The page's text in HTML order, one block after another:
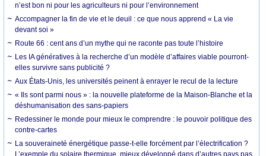
n’est bon ni pour les agriculteurs ni pour l’environnement
Accompagner la fin de vie et le deuil : ce que nous apprend « La vie
devant soi »
Route 66 : cent ans d’un mythe qui ne raconte pas toute l’histoire
Les IA génératives à la recherche d’un modèle d’affaires viable pourront-
elles survivre sans publicité ?
Aux États-Unis, les universités peinent à enrayer le recul de la lecture
« Ils sont parmi nous » : la nouvelle plateforme de la Maison-Blanche et la
déshumanisation des sans-papiers
Redessiner le monde pour mieux le comprendre : le pouvoir politique des
contre-cartes
La souveraineté énergétique passe-t-elle forcément par l’électrification ?
L’exemple du solaire thermique, mieux développé dans d’autres pays pas